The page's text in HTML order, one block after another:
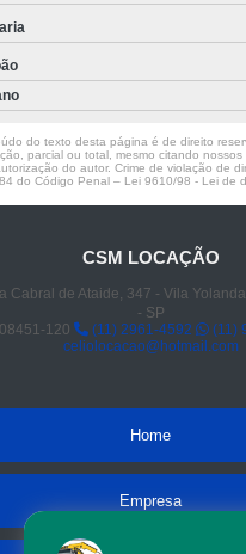
do texto desta página é de direito
parcial ou total, mesmo citando nossos
do autor. Crime de violação de
do Código Penal – Lei 9610/98 - Lei de
CSM LOCAÇÃO
Cabral de Ataide, 347 - Vila
- SP
120
(11) 2961-4592
(11)
celiolocacao@hotmail.com
Home
Empresa